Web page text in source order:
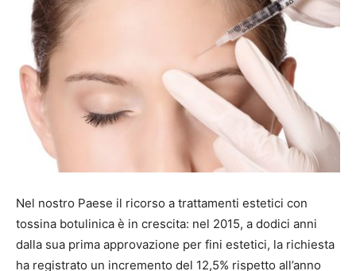
Nel nostro Paese il ricorso a trattamenti estetici con
tossina botulinica è in crescita: nel 2015, a dodici anni
dalla sua prima approvazione per fini estetici, la richiesta
ha registrato un incremento del 12,5% rispetto all’anno